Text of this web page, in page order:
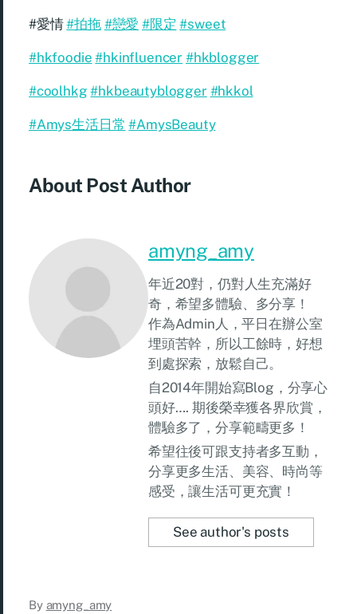
#愛情#拍拖 #戀愛 #限定 #sweet
#hkfoodie #hkinfluencer #hkblogger
#coolhkg #hkbeautyblogger #hkkol
#Amys生活日常 #AmysBeauty
About Post Author
amyng_amy
年近20對，仍對人生充滿好
奇，希望多體驗、多分享！
作為Admin人，平日在辦公室
埋頭苦幹，所以工餘時，好想
到處探索，放鬆自己。
自2014年開始寫Blog，分享心
頭好…. 期後榮幸獲各界欣賞，
體驗多了，分享範疇更多！
希望往後可跟支持者多互動，
分享更多生活、美容、時尚等
感受，讓生活可更充實！
See author's posts
By amyng_amy